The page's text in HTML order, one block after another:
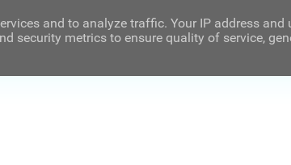
and to analyze traffic. Your IP address and
security metrics to ensure quality of service,